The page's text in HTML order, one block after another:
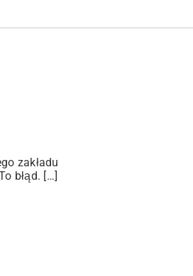
zakładu
błąd. […]